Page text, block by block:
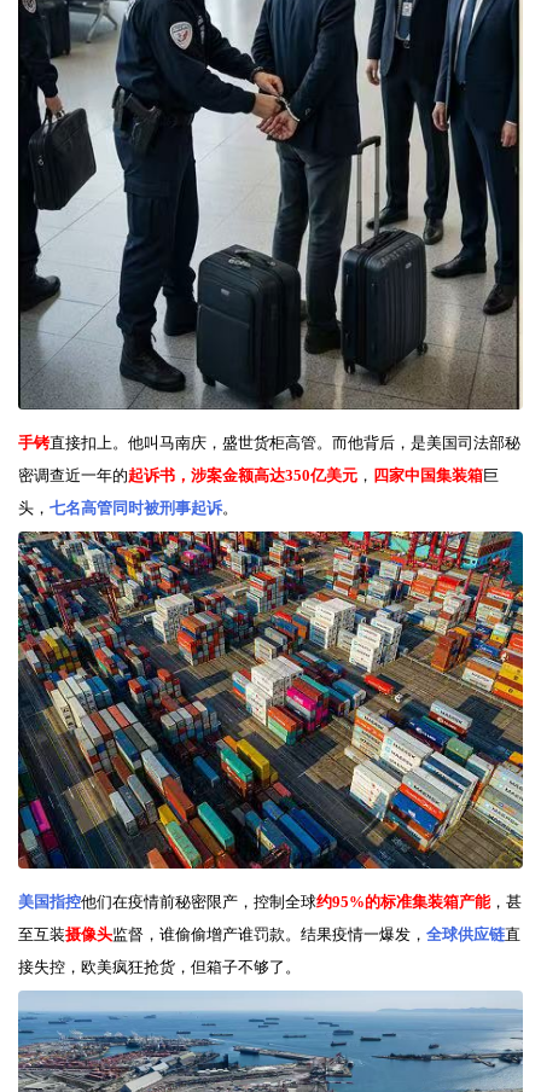
手铐直接扣上。他叫马南庆，盛世货柜高管。而他背后，是美国司法部秘
密调查近一年的起诉书，涉案金额高达350亿美元 ， 四家中国集装箱巨
头， 七名高管同时被刑事起诉。
美国指控他们在疫情前秘密限产，控制全球约95%的标准集装箱产能 ，甚
至互装摄像头监督，谁偷偷增产谁罚款。结果疫情一爆发， 全球供应链直
接失控，欧美疯狂抢货，但箱子不够了。